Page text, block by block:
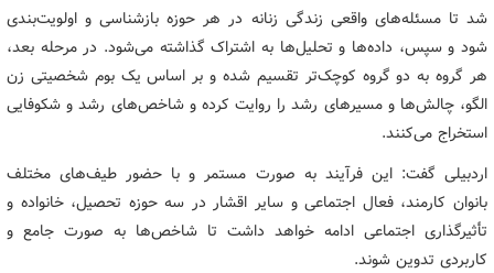
شد تا مسئله‌های واقعی زندگی زنانه در هر حوزه بازشناسی و اولویت‌بندی
شود و سپس، داده‌ها و تحلیل‌ها به اشتراک گذاشته می‌شود. در مرحله بعد،
هر گروه به دو گروه کوچک‌تر تقسیم شده و بر اساس یک بوم شخصیتی زن
الگو، چالش‌ها و مسیرهای رشد را روایت کرده و شاخص‌های رشد و شکوفایی
استخراج می‌کنند.
اردبیلی گفت: این فرآیند به صورت مستمر و با حضور طیف‌های مختلف
بانوان کارمند، فعال اجتماعی و سایر اقشار در سه حوزه تحصیل، خانواده و
تأثیرگذاری اجتماعی ادامه خواهد داشت تا شاخص‌ها به صورت جامع و
کاربردی تدوین شوند.